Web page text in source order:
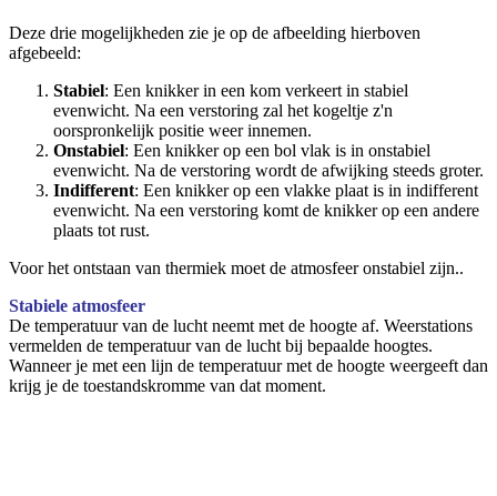
Deze drie mogelijkheden zie je op de afbeelding hierboven
afgebeeld:
Stabiel: Een knikker in een kom verkeert in stabiel
evenwicht. Na een verstoring zal het kogeltje z'n
oorspronkelijk positie weer innemen.
Onstabiel: Een knikker op een bol vlak is in onstabiel
evenwicht. Na de verstoring wordt de afwijking steeds groter.
Indifferent: Een knikker op een vlakke plaat is in indifferent
evenwicht. Na een verstoring komt de knikker op een andere
plaats tot rust.
Voor het ontstaan van thermiek moet de atmosfeer onstabiel zijn..
Stabiele atmosfeer
De temperatuur van de lucht neemt met de hoogte af. Weerstations
vermelden de temperatuur van de lucht bij bepaalde hoogtes.
Wanneer je met een lijn de temperatuur met de hoogte weergeeft dan
krijg je de toestandskromme van dat moment.